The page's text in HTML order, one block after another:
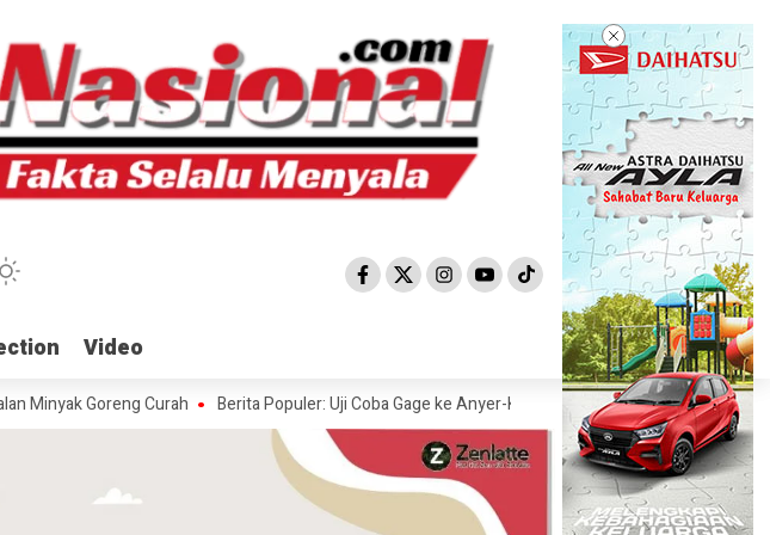
Video
Video
Goreng Curah Berita Populer: Uji Coba Gage ke Anyer-Kunjungan Wisman 2022 Diprediksi Rendah